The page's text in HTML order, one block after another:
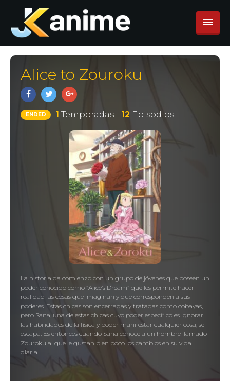
Alice to Zouroku
ENDED 1 Temporadas - 12 Episodios
La historia da comienzo con un grupo de jóvenes que poseen un
poder conocido como “Alice’s Dream” que les permite hacer
realidad las cosas que imaginan y que corresponden a sus
poderes. Estas chicas son encerradas y tratadas como cobayas,
pero Sana, una de estas chicas cuyo poder específico es ignorar
las habilidades de la física y poder manifestar cualquier cosa, se
escapa. Es entonces cuando Sana conoce a un hombre llamado
Zouroku al que le gustan bien poco los cambios en su vida
diaria.